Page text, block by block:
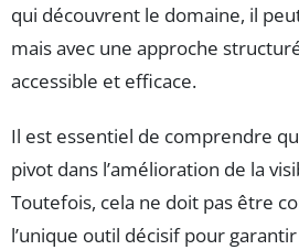
qui découvrent le domaine, il
mais avec une approche
accessible et efficace.
Il est essentiel de comprendre
pivot dans l’amélioration de la
Toutefois, cela ne doit pas être
l’unique outil décisif pour